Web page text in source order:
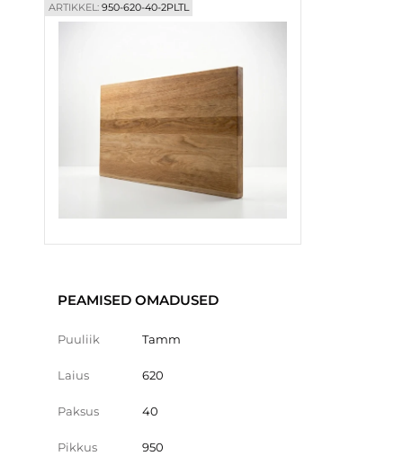
ARTIKKEL:950-620-40-2PLTL
PEAMISED OMADUSED
Puuliik Tamm
Laius 620
Paksus 40
Pikkus 950